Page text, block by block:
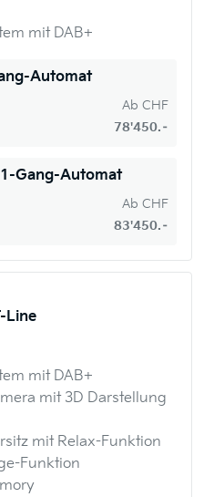
mit DAB+
Automat
Ab CHF
78'450.–
Gang-Automat
Ab CHF
83'450.–
Line
mit DAB+
mit 3D Darstellung
mit Relax-Funktion
Funktion